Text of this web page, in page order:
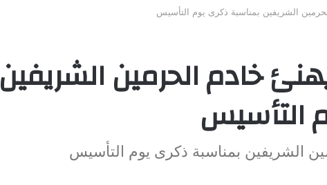
الشريفين بمناسبة ذكرى يوم التأسيس
خادم الحرمين الشريفين
التأسيس
الشريفين بمناسبة ذكرى يوم التأسيس